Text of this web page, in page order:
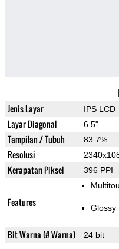
Jenis Layar IPS LCD
Layar Diagonal 6.5"
Tampilan / Tubuh 83.7%
Resolusi
Kerapatan Piksel 396 PPI
Features Glossy
Bit Warna (# Warna) 24 bit